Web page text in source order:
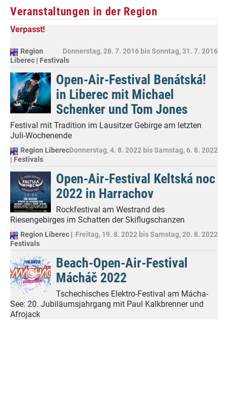
Veranstaltungen in der Region
Verpasst!
Donnerstag, 28. 7. 2016 bisSonntag, 31. 7. 2016
Region
Liberec | Festivals
Open-Air-Festival Benátská!
in Liberec mit Michael
Schenker und Tom Jones
Festival mit Tradition im Lausitzer Gebirge am letzten
Juli-Wochenende
Donnerstag, 4. 8. 2022 bisSamstag, 6. 8. 2022
Region Liberec
| Festivals
Open-Air-Festival Keltská noc
2022 in Harrachov
Rockfestival am Westrand des
Riesengebirges im Schatten der Skiflugschanzen
Freitag, 19. 8. 2022 bisSamstag, 20. 8. 2022
Region Liberec |
Festivals
Beach-Open-Air-Festival
Mácháč 2022
Tschechisches Elektro-Festival am Mácha-
See: 20. Jubiläumsjahrgang mit Paul Kalkbrenner und
Afrojack